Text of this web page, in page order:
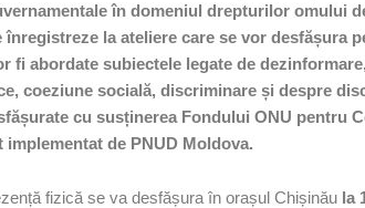
în domeniul drepturilor omului
înregistreze la ateliere care se vor desfășura
fi abordate subiectele legate de
coeziune socială, discriminare și despre
cu susținerea Fondului ONU pentru
de PNUD Moldova.
fizică se va desfășura în orașul Chișinău la